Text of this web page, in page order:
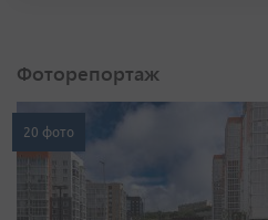
Фоторепортаж
20 фото